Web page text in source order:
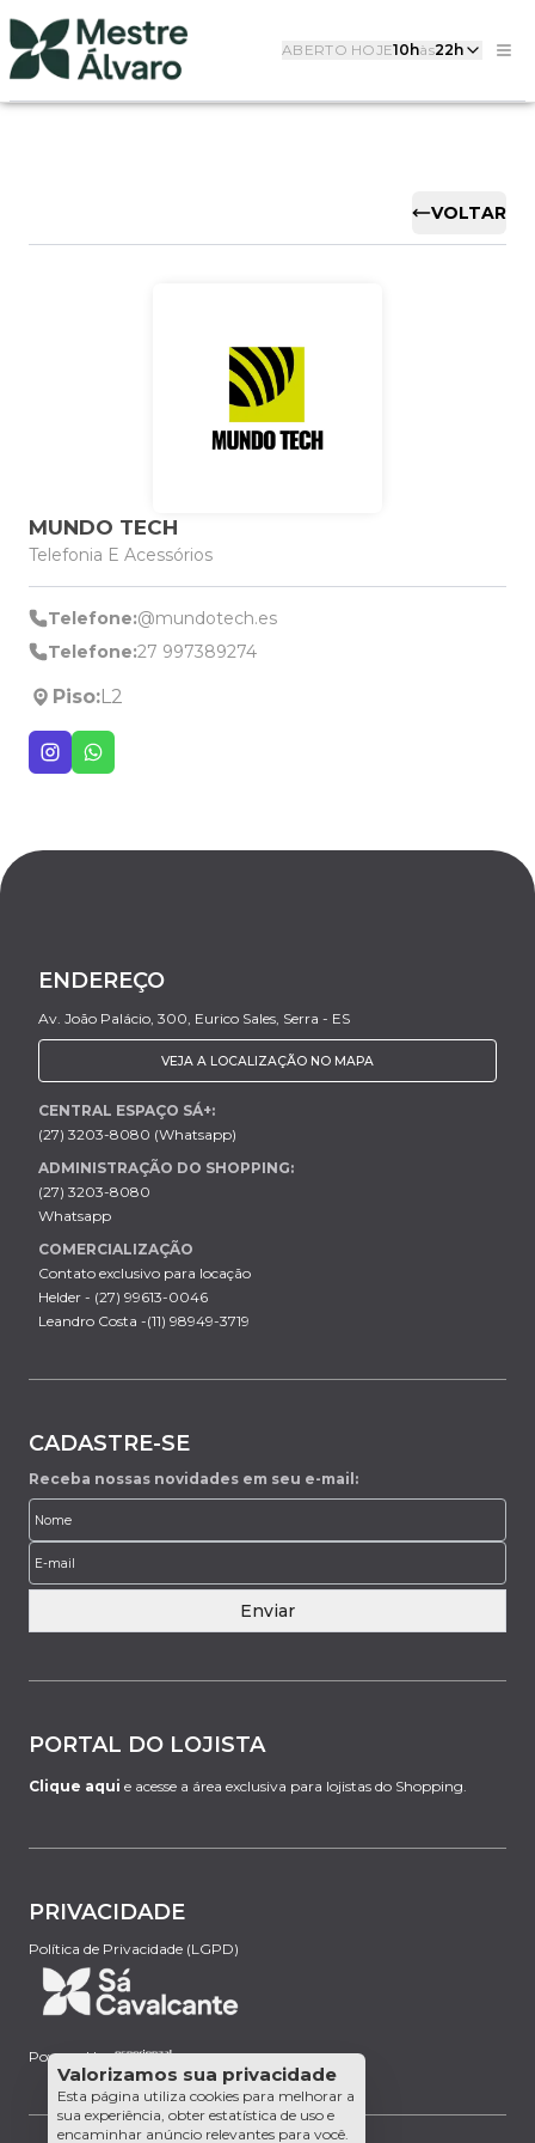
ABERTO HOJE10hàs22h
VOLTAR
MUNDO TECH
Telefonia E Acessórios
Telefone:@mundotech.es
Telefone:27 997389274
Piso:L2
ENDEREÇO
Av. João Palácio, 300, Eurico Sales, Serra - ES
VEJA A LOCALIZAÇÃO NO MAPA
CENTRAL ESPAÇO SÁ+:
(27) 3203-8080 (Whatsapp)
ADMINISTRAÇÃO DO SHOPPING:
(27) 3203-8080
Whatsapp
COMERCIALIZAÇÃO
Contato exclusivo para locação
Helder - (27) 99613-0046
Leandro Costa -(11) 98949-3719
CADASTRE-SE
Receba nossas novidades em seu e-mail:
Enviar
PORTAL DO LOJISTA
Clique aqui e acesse a área exclusiva para lojistas do Shopping.
PRIVACIDADE
Política de Privacidade (LGPD)
Powered by:
Valorizamos sua privacidade
Esta página utiliza cookies para melhorar a
sua experiência, obter estatística de uso e
encaminhar anúncio relevantes para você.